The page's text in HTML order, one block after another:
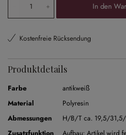
In den
Kostenfreie Rücksendung
Produktdetails
Farbe
antikweiß
Material
Polyresin
Abmessungen
H/B/T ca. 19,5/
Zusatzfunktion
Aufbau: Artikel wird